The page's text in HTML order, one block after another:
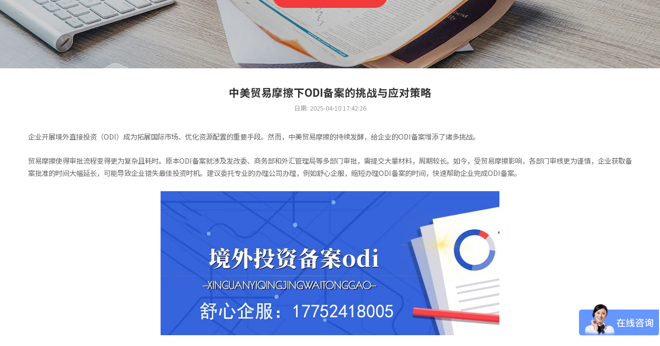
中美贸易摩擦下ODI备案的挑战与应对策略
日期: 2025-04-10 17:42:26
企业开展境外直接投资（ODI）成为拓展国际市场、优化资源配置的重要手段。然而，中美贸易摩擦的持续发酵，给企业的ODI备案增添了诸多挑战。
贸易摩擦使得审批流程变得更为复杂且耗时。原本ODI备案就涉及发改委、商务部和外汇管理局等多部门审批，需提交大量材料，周期较长。如今，受贸易摩擦影响，各部门审核更为谨慎，企业获取备
案批准的时间大幅延长，可能导致企业错失最佳投资时机。建议委托专业的办理公司办理，例如舒心企服，缩短办理ODI备案的时间，快速帮助企业完成ODI备案。